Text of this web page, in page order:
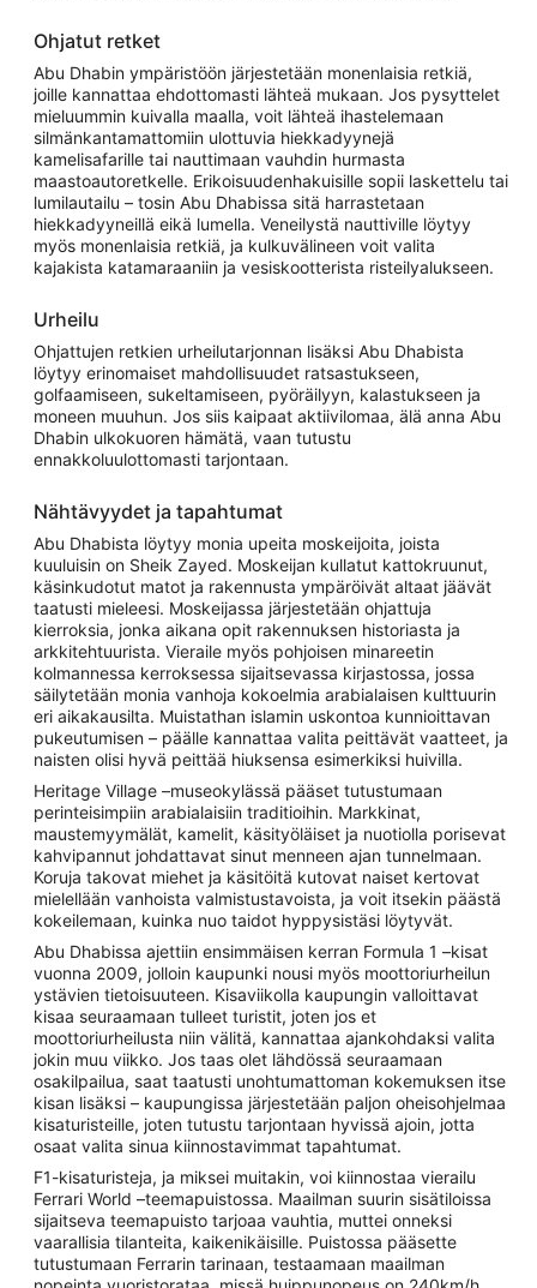
Ohjatut retket
Abu Dhabin ympäristöön järjestetään monenlaisia retkiä,
joille kannattaa ehdottomasti lähteä mukaan. Jos pysyttelet
mieluummin kuivalla maalla, voit lähteä ihastelemaan
silmänkantamattomiin ulottuvia hiekkadyynejä
kamelisafarille tai nauttimaan vauhdin hurmasta
maastoautoretkelle. Erikoisuudenhakuisille sopii laskettelu tai
lumilautailu – tosin Abu Dhabissa sitä harrastetaan
hiekkadyyneillä eikä lumella. Veneilystä nauttiville löytyy
myös monenlaisia retkiä, ja kulkuvälineen voit valita
kajakista katamaraaniin ja vesiskootterista risteilyalukseen.
Urheilu
Ohjattujen retkien urheilutarjonnan lisäksi Abu Dhabista
löytyy erinomaiset mahdollisuudet ratsastukseen,
golfaamiseen, sukeltamiseen, pyöräilyyn, kalastukseen ja
moneen muuhun. Jos siis kaipaat aktiivilomaa, älä anna Abu
Dhabin ulkokuoren hämätä, vaan tutustu
ennakkoluulottomasti tarjontaan.
Nähtävyydet ja tapahtumat
Abu Dhabista löytyy monia upeita moskeijoita, joista
kuuluisin on Sheik Zayed. Moskeijan kullatut kattokruunut,
käsinkudotut matot ja rakennusta ympäröivät altaat jäävät
taatusti mieleesi. Moskeijassa järjestetään ohjattuja
kierroksia, jonka aikana opit rakennuksen historiasta ja
arkkitehtuurista. Vieraile myös pohjoisen minareetin
kolmannessa kerroksessa sijaitsevassa kirjastossa, jossa
säilytetään monia vanhoja kokoelmia arabialaisen kulttuurin
eri aikakausilta. Muistathan islamin uskontoa kunnioittavan
pukeutumisen – päälle kannattaa valita peittävät vaatteet, ja
naisten olisi hyvä peittää hiuksensa esimerkiksi huivilla.
Heritage Village –museokylässä pääset tutustumaan
perinteisimpiin arabialaisiin traditioihin. Markkinat,
maustemyymälät, kamelit, käsityöläiset ja nuotiolla porisevat
kahvipannut johdattavat sinut menneen ajan tunnelmaan.
Koruja takovat miehet ja käsitöitä kutovat naiset kertovat
mielellään vanhoista valmistustavoista, ja voit itsekin päästä
kokeilemaan, kuinka nuo taidot hyppysistäsi löytyvät.
Abu Dhabissa ajettiin ensimmäisen kerran Formula 1 –kisat
vuonna 2009, jolloin kaupunki nousi myös moottoriurheilun
ystävien tietoisuuteen. Kisaviikolla kaupungin valloittavat
kisaa seuraamaan tulleet turistit, joten jos et
moottoriurheilusta niin välitä, kannattaa ajankohdaksi valita
jokin muu viikko. Jos taas olet lähdössä seuraamaan
osakilpailua, saat taatusti unohtumattoman kokemuksen itse
kisan lisäksi – kaupungissa järjestetään paljon oheisohjelmaa
kisaturisteille, joten tutustu tarjontaan hyvissä ajoin, jotta
osaat valita sinua kiinnostavimmat tapahtumat.
F1-kisaturisteja, ja miksei muitakin, voi kiinnostaa vierailu
Ferrari World –teemapuistossa. Maailman suurin sisätiloissa
sijaitseva teemapuisto tarjoaa vauhtia, muttei onneksi
vaarallisia tilanteita, kaikenikäisille. Puistossa pääsette
tutustumaan Ferrarin tarinaan, testaamaan maailman